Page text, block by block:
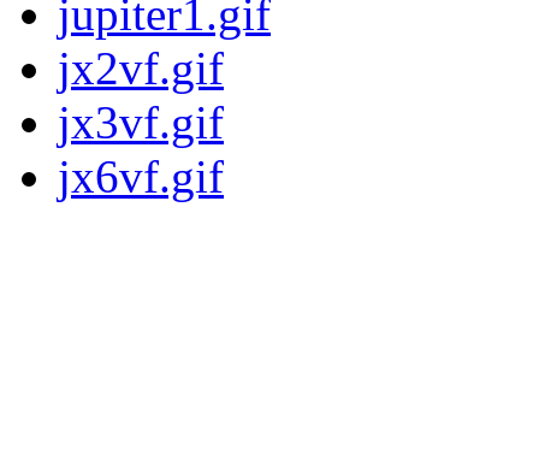
jupiter1.gif
jx2vf.gif
jx3vf.gif
jx6vf.gif